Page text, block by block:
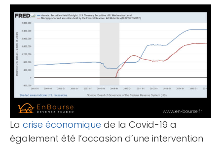
La crise économique de la Covid-19 a
également été l’occasion d’une intervention